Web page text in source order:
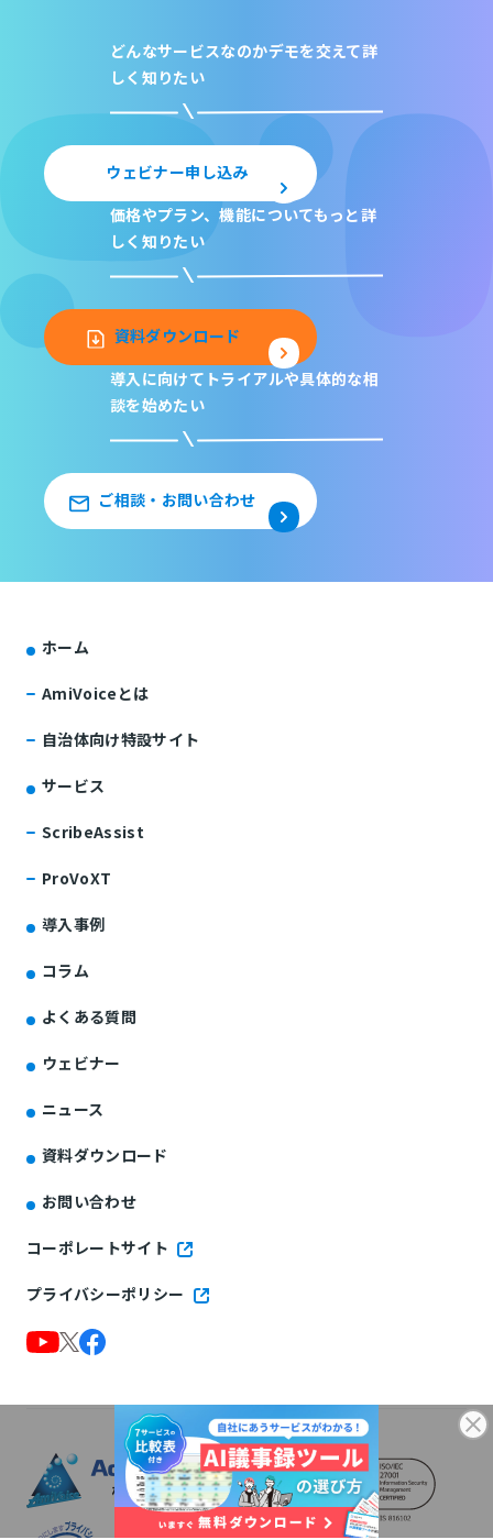
どんなサービスなのかデモを交えて詳
しく知りたい
ウェビナー申し込み
価格やプラン、機能についてもっと詳
しく知りたい
資料ダウンロード
導入に向けてトライアルや具体的な相
談を始めたい
ご相談・お問い合わせ
ホーム
AmiVoiceとは
自治体向け特設サイト
サービス
ScribeAssist
ProVoXT
導入事例
コラム
よくある質問
ウェビナー
ニュース
資料ダウンロード
お問い合わせ
コーポレートサイト
プライバシーポリシー